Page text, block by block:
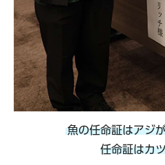
魚の任命証はアジ
任命証はカ